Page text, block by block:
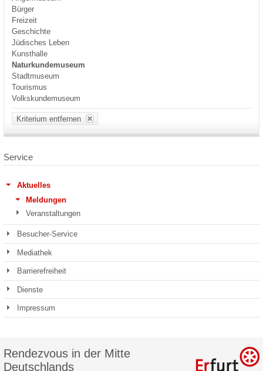
Bürger
Freizeit
Geschichte
Jüdisches Leben
Kunsthalle
Naturkundemuseum
Stadtmuseum
Tourismus
Volkskundemuseum
Kriterium entfernen
Service
Aktuelles
Meldungen
Veranstaltungen
Besucher-Service
Mediathek
Barrierefreiheit
Dienste
Impressum
Rendezvous in der Mitte
Deutschlands